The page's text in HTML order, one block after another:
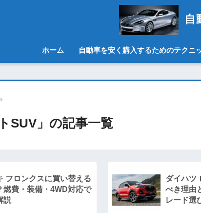
自
ホーム 自動車を安く購入するためのテクニ
SUV」の記事一覧
フロンクスに買い替える
燃費・装備・4WD対応で
説
ダイハツ
べき理由
レード選